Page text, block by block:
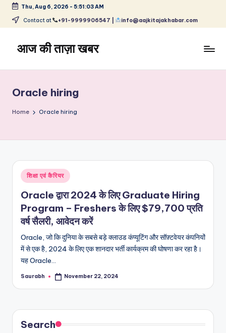
Skip
content
Thu, Aug 6, 2026 - 5:51:04 AM
Contact at +91-9999906547 | info@aajkitajakhabar.com
आज की ताज़ा खबर
ताज़ा
समाचार
–
और
विश्व
Oracle hiring
Home Oracle hiring
Posted
in
शिक्षा एवं कैरियर
Oracle द्वारा 2024 के लिए Graduate Hiring
Program – Freshers के लिए $79,700 प्रति
वर्ष सैलरी, आवेदन करें
Oracle, जो कि दुनिया के सबसे बड़े क्लाउड कंप्यूटिंग और सॉफ़्टवेयर कंपनियों
में से एक है, 2024 के लिए एक शानदार भर्ती कार्यक्रम की घोषणा कर रहा है।
यह Oracle…
Posted
Saurabh November 22, 2024
Search